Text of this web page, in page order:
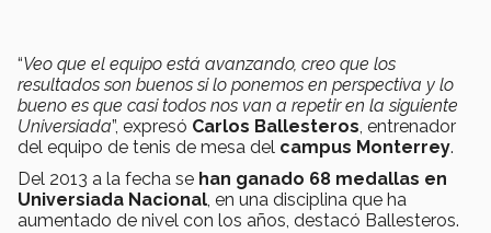
“Veo que el equipo está avanzando, creo que los
resultados son buenos si lo ponemos en perspectiva y lo
bueno es que casi todos nos van a repetir en la siguiente
Universiada”, expresó Carlos Ballesteros, entrenador
del equipo de tenis de mesa del campus Monterrey.
Del 2013 a la fecha se han ganado 68 medallas en
Universiada Nacional, en una disciplina que ha
aumentado de nivel con los años, destacó Ballesteros.